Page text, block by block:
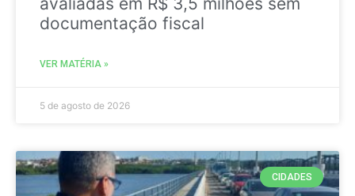
documentação fiscal
VER MATÉRIA »
5 de agosto de 2026
CIDADES